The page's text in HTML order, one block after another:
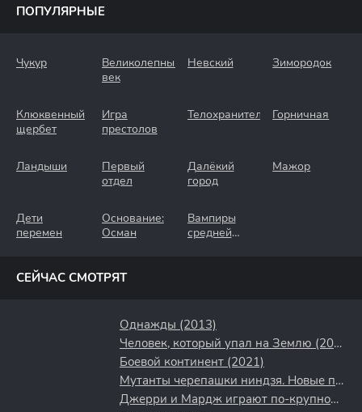
ПОПУЛЯРНЫЕ
Чукур
Великолепный
век
Невский Зимородок
Клюквенный
щербет
Игра
престолов
Телохранители Горничная
Ландыши
Первый
отдел
Далёкий
город
Мажор
Дети
перемен
Основание:
Осман
Вампиры
средней
СЕЙЧАС СМОТРЯТ
Однажды (2013)
Человек, который упал на Землю (2022)
Боевой континент (2021)
Мутанты черепашки ниндзя. Новые приключения! (2003)
Джерри и Мардж играют по-крупному (2022)